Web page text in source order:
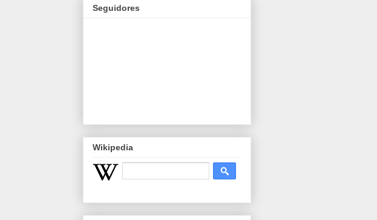
Seguidores
Wikipedia